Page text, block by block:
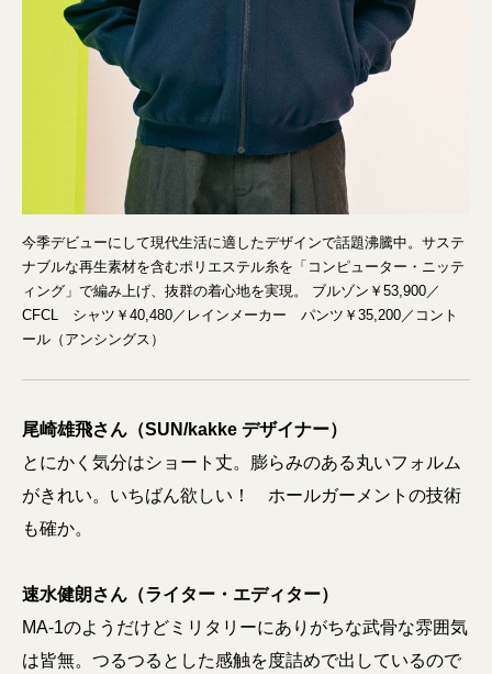
今季デビューにして現代生活に適したデザインで話題沸騰中。サステ
ナブルな再生素材を含むポリエステル糸を「コンピューター・ニッテ
ィング」で編み上げ、抜群の着心地を実現。 ブルゾン￥53,900／
CFCL シャツ￥40,480／レインメーカー パンツ￥35,200／コント
ール（アンシングス）
尾崎雄飛さん（SUN/kakke デザイナー）
とにかく気分はショート丈。膨らみのある丸いフォルム
がきれい。いちばん欲しい！ ホールガーメントの技術
も確か。
速水健朗さん（ライター・エディター）
MA-1のようだけどミリタリーにありがちな武骨な雰囲気
は皆無。つるつるとした感触を度詰めで出しているので